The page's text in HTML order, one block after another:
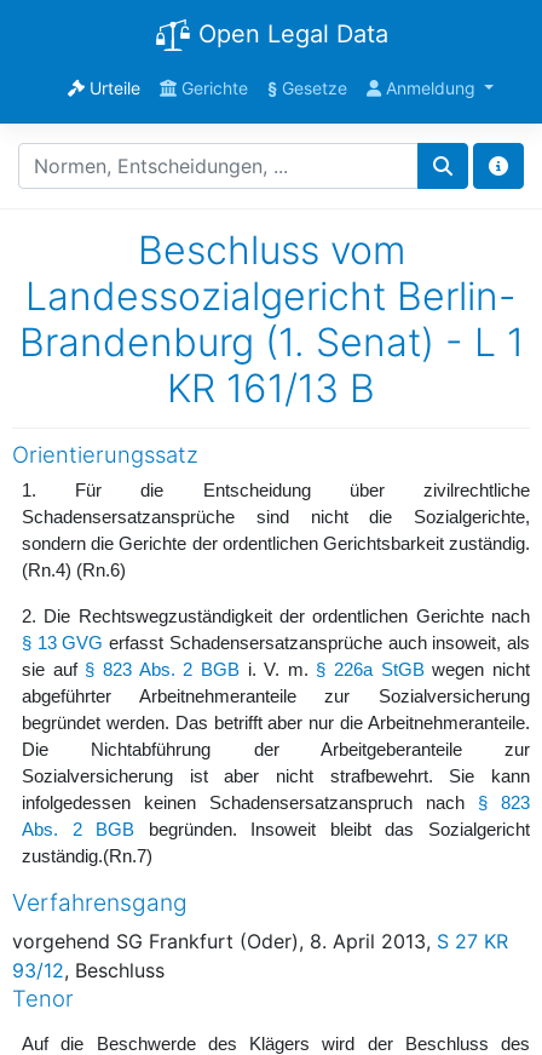
Open Legal Data
Urteile Gerichte §Gesetze Anmeldung
Beschluss vom
Landessozialgericht Berlin-
Brandenburg (1. Senat) - L 1
KR 161/13 B
Orientierungssatz
1. Für die Entscheidung über zivilrechtliche
Schadensersatzansprüche sind nicht die Sozialgerichte,
sondern die Gerichte der ordentlichen Gerichtsbarkeit zuständig.
(Rn.4) (Rn.6)
2. Die Rechtswegzuständigkeit der ordentlichen Gerichte nach
§ 13 GVG erfasst Schadensersatzansprüche auch insoweit, als
sie auf § 823 Abs. 2 BGBi. V. m. § 226a StGBwegen nicht
abgeführter Arbeitnehmeranteile zur Sozialversicherung
begründet werden. Das betrifft aber nur die Arbeitnehmeranteile.
Die Nichtabführung der Arbeitgeberanteile zur
Sozialversicherung ist aber nicht strafbewehrt. Sie kann
infolgedessen keinen Schadensersatzanspruch nach § 823
Abs. 2 BGB begründen. Insoweit bleibt das Sozialgericht
zuständig.(Rn.7)
Verfahrensgang
vorgehend SG Frankfurt (Oder), 8. April 2013, S 27 KR
93/12, Beschluss
Tenor
Auf die Beschwerde des Klägers wird der Beschluss des